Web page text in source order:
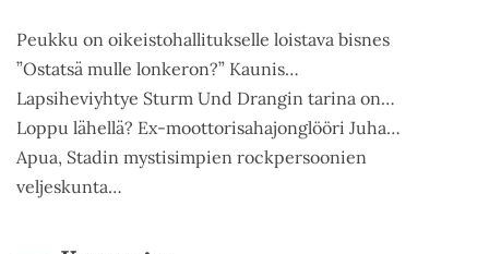
Peukku on oikeistohallitukselle loistava bisnes
”Ostatsä mulle lonkeron?” Kaunis…
Lapsiheviyhtye Sturm Und Drangin tarina on…
Loppu lähellä? Ex-moottorisahajonglööri Juha…
Apua, Stadin mystisimpien rockpersoonien
veljeskunta…